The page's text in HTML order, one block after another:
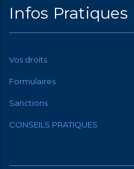
Infos Pratiques
Vos droits
Formulaires
Sanctions
CONSEILS PRATIQUES